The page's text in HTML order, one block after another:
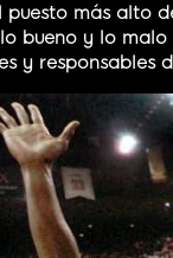
puesto más alto
bueno y lo
y responsables